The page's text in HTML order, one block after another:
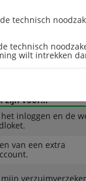
voor
e-mail naar
een account met
zijn voor...
inloggen en de
van een extra
technisch
technisch
wilt intrekken